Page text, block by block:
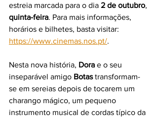
estreia marcada para o dia 2 de outubro,
quinta-feira. Para mais informações,
horários e bilhetes, basta visitar:
https://www.cinemas.nos.pt/.
Nesta nova história, Dora e o seu
inseparável amigo Botas transformam-
se em sereias depois de tocarem um
charango mágico, um pequeno
instrumento musical de cordas típico da